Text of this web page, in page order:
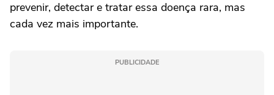
prevenir, detectar e tratar essa doença rara, mas
cada vez mais importante.
PUBLICIDADE